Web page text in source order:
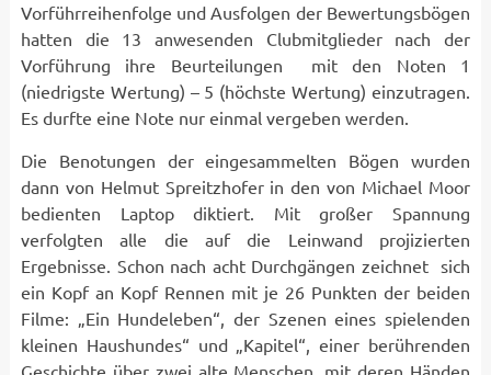
Vorführreihenfolge und Ausfolgen der Bewertungsbögen
hatten die 13 anwesenden Clubmitglieder nach der
Vorführung ihre Beurteilungen mit den Noten 1
(niedrigste Wertung) – 5 (höchste Wertung) einzutragen.
Es durfte eine Note nur einmal vergeben werden.
Die Benotungen der eingesammelten Bögen wurden
dann von Helmut Spreitzhofer in den von Michael Moor
bedienten Laptop diktiert. Mit großer Spannung
verfolgten alle die auf die Leinwand projizierten
Ergebnisse. Schon nach acht Durchgängen zeichnet sich
ein Kopf an Kopf Rennen mit je 26 Punkten der beiden
Filme: „Ein Hundeleben“, der Szenen eines spielenden
kleinen Haushundes“ und „Kapitel“, einer berührenden
Geschichte über zwei alte Menschen, mit deren Händen